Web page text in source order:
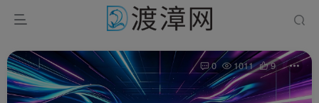
0 1011 9